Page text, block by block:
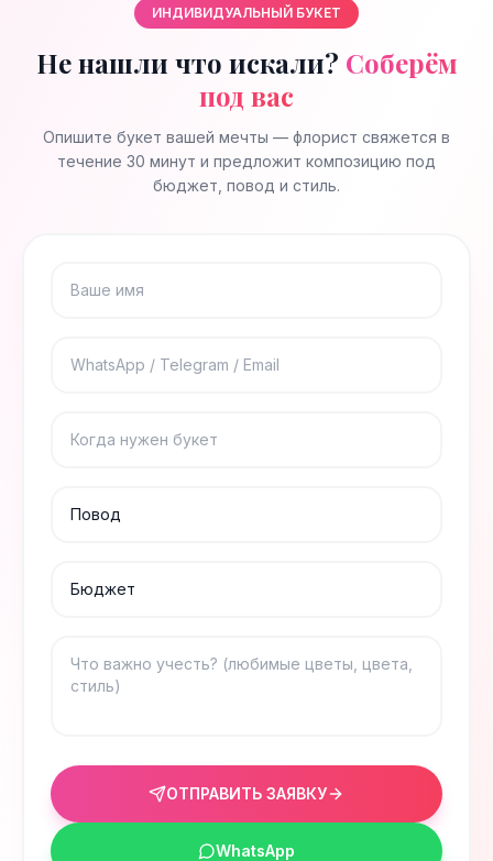
ИНДИВИДУАЛЬНЫЙ БУКЕТ
Не нашли что искали? Соберём
под вас
Опишите букет вашей мечты — флорист свяжется в
течение 30 минут и предложит композицию под
бюджет, повод и стиль.
ОТПРАВИТЬ ЗАЯВКУ
WhatsApp